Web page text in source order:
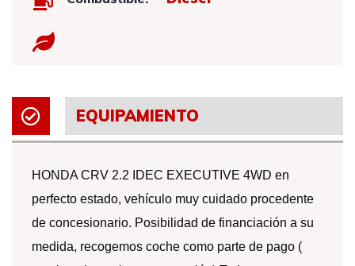
EQUIPAMIENTO
HONDA CRV 2.2 IDEC EXECUTIVE 4WD en
perfecto estado, vehículo muy cuidado procedente
de concesionario. Posibilidad de financiación a su
medida, recogemos coche como parte de pago (